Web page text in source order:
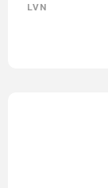
LVN